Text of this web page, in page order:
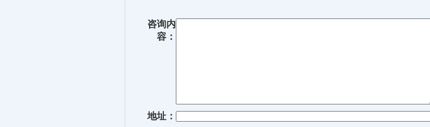
咨询内
容：
地址：